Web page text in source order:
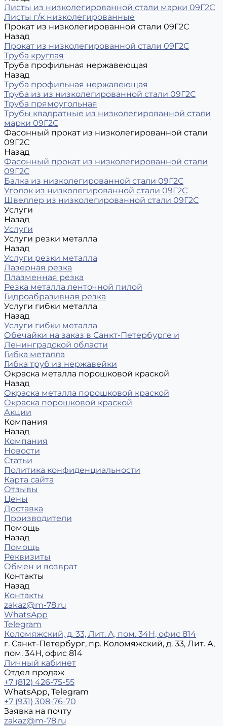
Листы из низколегированной стали марки 09Г2С
Листы г/к низколегированные
Прокат из низколегированной стали 09Г2С
Назад
Прокат из низколегированной стали 09Г2С
Труба круглая
Труба профильная нержавеющая
Назад
Труба профильная нержавеющая
Труба из из низколегированной стали 09Г2С
Труба прямоугольная
Трубы квадратные из низколегированной стали
марки 09Г2С
Фасонный прокат из низколегированной стали
09Г2С
Назад
Фасонный прокат из низколегированной стали
09Г2С
Балка из низколегированной стали 09Г2С
Уголок из низколегированной стали 09Г2С
Швеллер из низколегированной стали 09Г2С
Услуги
Назад
Услуги
Услуги резки металла
Назад
Услуги резки металла
Лазерная резка
Плазменная резка
Резка металла ленточной пилой
Гидроабразивная резка
Услуги гибки металла
Назад
Услуги гибки металла
Обечайки на заказ в Санкт-Петербурге и
Ленинградской области
Гибка металла
Гибка труб из нержавейки
Окраска металла порошковой краской
Назад
Окраска металла порошковой краской
Окраска порошковой краской
Акции
Компания
Назад
Компания
Новости
Статьи
Политика конфиденциальности
Карта сайта
Отзывы
Цены
Доставка
Производители
Помощь
Назад
Помощь
Реквизиты
Обмен и возврат
Контакты
Назад
Контакты
zakaz@m-78.ru
WhatsApp
Telegram
Коломяжский, д. 33, Лит. А, пом. 34Н, офис 814
г. Санкт-Петербург, пр. Коломяжский, д. 33, Лит. А,
пом. 34Н, офис 814
Личный кабинет
Отдел продаж
+7 (812) 426-75-55
WhatsApp, Telegram
+7 (931) 308-76-70
Заявка на почту
zakaz@m-78.ru